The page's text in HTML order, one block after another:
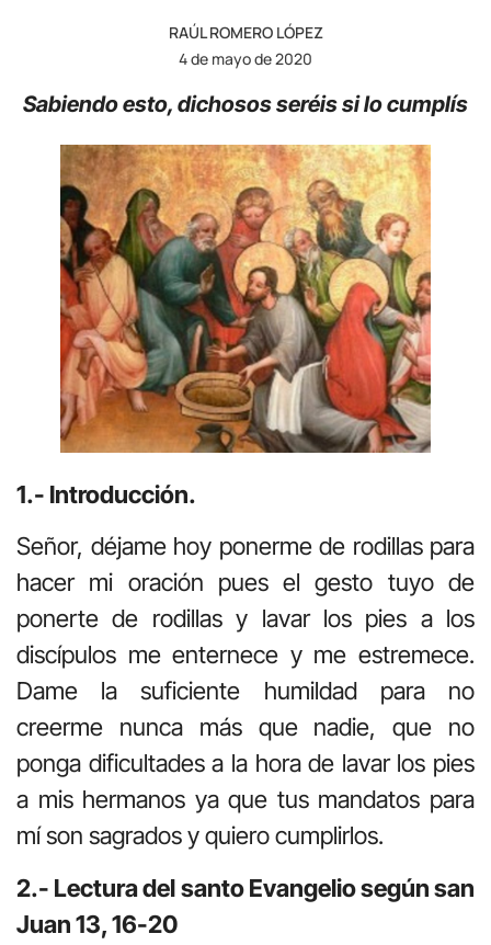
RAÚL ROMERO LÓPEZ
4 de mayo de 2020
Sabiendo esto, dichosos seréis si lo cumplís
1.- Introducción.
Señor, déjame hoy ponerme de rodillas para
hacer mi oración pues el gesto tuyo de
ponerte de rodillas y lavar los pies a los
discípulos me enternece y me estremece.
Dame la suficiente humildad para no
creerme nunca más que nadie, que no
ponga dificultades a la hora de lavar los pies
a mis hermanos ya que tus mandatos para
mí son sagrados y quiero cumplirlos.
2.- Lectura del santo Evangelio según san
Juan 13, 16-20